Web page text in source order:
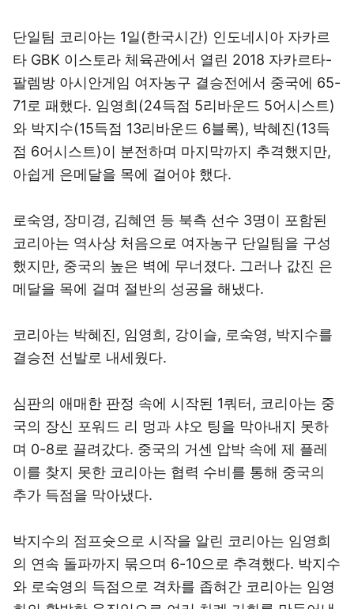
단일팀 코리아는 1일(한국시간) 인도네시아 자카르
타 GBK 이스토라 체육관에서 열린 2018 자카르타-
팔렘방 아시안게임 여자농구 결승전에서 중국에 65-
71로 패했다. 임영희(24득점 5리바운드 5어시스트)
와 박지수(15득점 13리바운드 6블록), 박혜진(13득
점 6어시스트)이 분전하며 마지막까지 추격했지만,
아쉽게 은메달을 목에 걸어야 했다.
로숙영, 장미경, 김혜연 등 북측 선수 3명이 포함된
코리아는 역사상 처음으로 여자농구 단일팀을 구성
했지만, 중국의 높은 벽에 무너졌다. 그러나 값진 은
메달을 목에 걸며 절반의 성공을 해냈다.
코리아는 박혜진, 임영희, 강이슬, 로숙영, 박지수를
결승전 선발로 내세웠다.
심판의 애매한 판정 속에 시작된 1쿼터, 코리아는 중
국의 장신 포워드 리 멍과 샤오 팅을 막아내지 못하
며 0-8로 끌려갔다. 중국의 거센 압박 속에 제 플레
이를 찾지 못한 코리아는 협력 수비를 통해 중국의
추가 득점을 막아냈다.
박지수의 점프슛으로 시작을 알린 코리아는 임영희
의 연속 돌파까지 묶으며 6-10으로 추격했다. 박지수
와 로숙영의 득점으로 격차를 좁혀간 코리아는 임영